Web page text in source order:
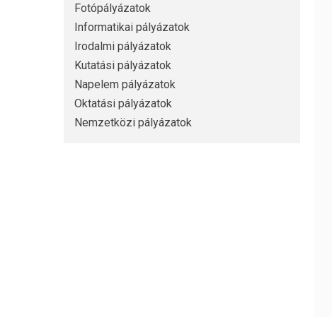
Fotópályázatok
Informatikai pályázatok
Irodalmi pályázatok
Kutatási pályázatok
Napelem pályázatok
Oktatási pályázatok
Nemzetközi pályázatok